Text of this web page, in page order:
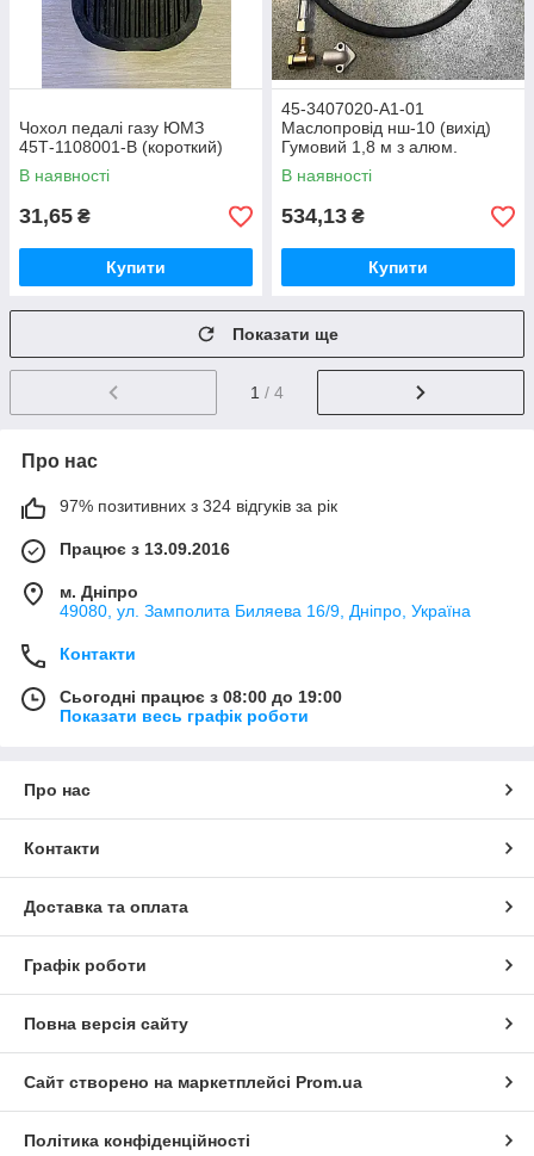
Чохол педалі газу ЮМЗ
45Т-1108001-В (короткий)
В наявності
31,65 ₴
Купити
45-3407020-А1-01
Маслопровід нш-10 (вихід)
Гумовий 1,8 м з алюм.
фланцем
В наявності
534,13 ₴
Купити
Показати ще
1 / 4
Про нас
97% позитивних з 324 відгуків за рік
Працює з 13.09.2016
м. Дніпро
49080, ул. Замполита Биляева 16/9, Дніпро, Україна
Контакти
Сьогодні працює з 08:00 до 19:00
Показати весь графік роботи
Про нас
Контакти
Доставка та оплата
Графік роботи
Повна версія сайту
Сайт створено на маркетплейсі Prom.ua
Політика конфіденційності